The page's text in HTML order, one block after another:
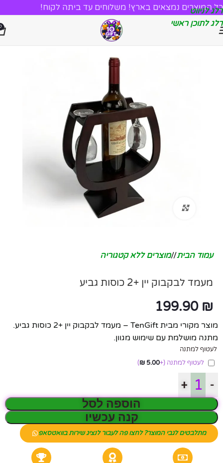
דלג לניווט
דלג לתוכן ראשי
כל המוצרים נמצאים בארץ! משלוחים עד ביתה לקוח!
לחץ להגדלה
עמוד הבית/ מוצרים ללא קטגוריה
מעמד לבקבוק יין +2 כוסות גביע
199.90 ₪
מוצר מקורי מבית TenGift – מעמד לבקבוק יין +2 כוסות גביע.
מתנה מושלמת עם שימוש מגוון.
לעטוף למתנה
לעטוף למתנה (+
5.00
₪
)
-
+
הוספה לסל
קנה עכשיו
מתלבטים לגבי המוצר? לחצו פה לעבור לנציג שירות בוואטסאפ